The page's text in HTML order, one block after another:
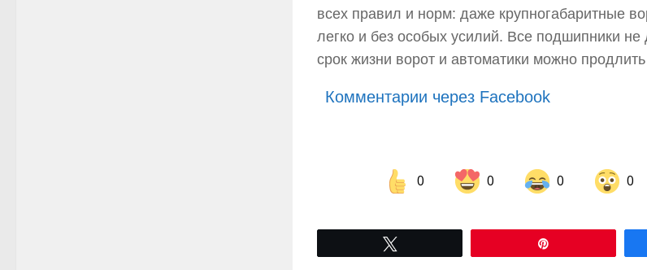
всех правил и норм: даже крупногабаритные
легко и без особых усилий. Все подшипники
срок жизни ворот и автоматики можно
Комментарии через Facebook
0 0 0 0
Share on Facebook Share on LinkedIn